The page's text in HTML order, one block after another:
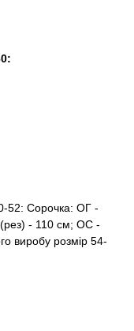
52: Сорочка: ОГ -
- 110 см; ОС -
виробу розмір 54-